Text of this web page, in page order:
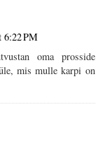
6:22 PM
oma prosside
mis mulle karpi on